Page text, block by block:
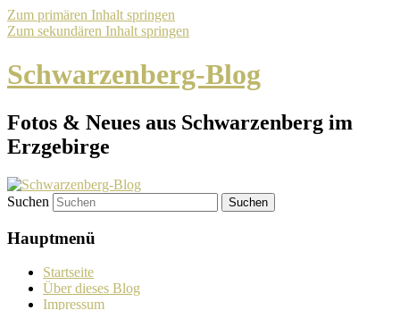
Zum primären Inhalt springen
Zum sekundären Inhalt springen
Schwarzenberg-Blog
Fotos & Neues aus Schwarzenberg im
Erzgebirge
Suchen
Hauptmenü
Startseite
Über dieses Blog
Impressum